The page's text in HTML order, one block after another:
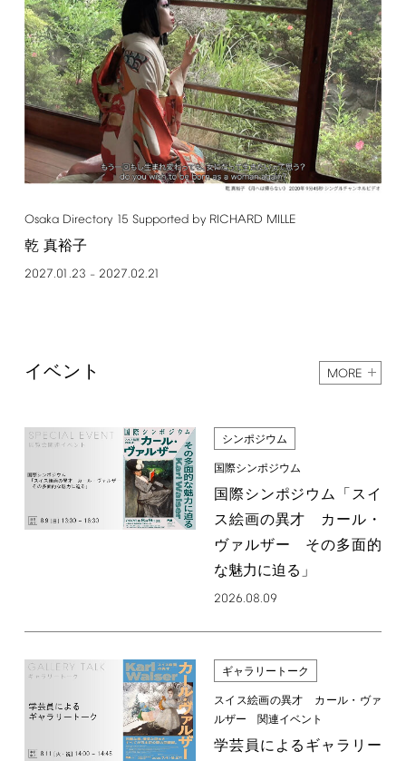
Osaka Directory 15 Supported by RICHARD MILLE
乾 真裕子
2027.01.23 – 2027.02.21
イベント MORE
シンポジウム
国際シンポジウム
国際シンポジウム「スイ
ス絵画の異才 カール・
ヴァルザー その多面的
な魅力に迫る」
2026.08.09
ギャラリートーク
スイス絵画の異才 カール・ヴァ
ルザー 関連イベント
学芸員によるギャラリー